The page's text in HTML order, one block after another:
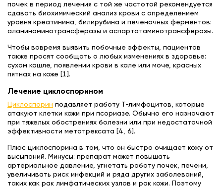
почек в период лечения с той же частотой рекомендуется
сдавать биохимический анализ крови с определением
уровня креатинина, билирубина и печеночных ферментов:
аланинаминотрансферазы и аспартатаминотрансферазы.
Чтобы вовремя выявить побочные эффекты, пациентов
также просят сообщать о любых изменениях в здоровье:
сухом кашле, появлении крови в кале или моче, красных
пятнах на коже [1].
Лечение циклоспорином
Циклоспорин подавляет работу Т-лимфоцитов, которые
атакуют клетки кожи при псориазе. Обычно его назначают
при тяжелых обострениях болезни или при недостаточной
эффективности метотрексата [4, 6].
Плюс циклоспорина в том, что он быстро очищает кожу от
высыпаний. Минусы: препарат может повышать
артериальное давление, угнетать работу почек, печени,
увеличивать риск инфекций и ряда других заболеваний,
таких как рак лимфатических узлов и рак кожи. Поэтому